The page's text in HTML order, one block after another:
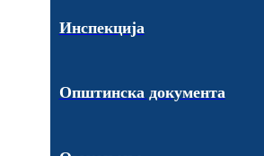
Инспекција
Општинска документа